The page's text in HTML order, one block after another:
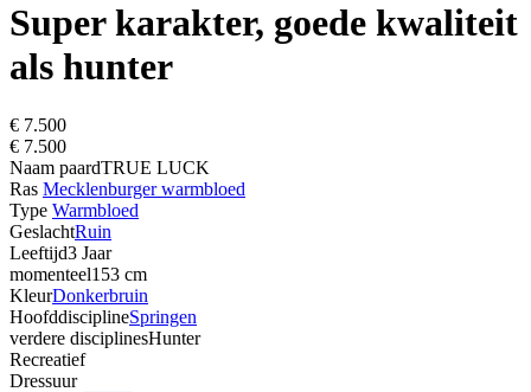
Super karakter, goede kwaliteit
als hunter
€ 7.500
€ 7.500
Naam paardTRUE LUCK
Ras Mecklenburger warmbloed
Type Warmbloed
GeslachtRuin
Leeftijd3 Jaar
momenteel153 cm
KleurDonkerbruin
HoofddisciplineSpringen
verdere disciplinesHunter
Recreatief
Dressuur